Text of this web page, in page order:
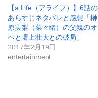
ウ
ィ
ン
ド
ウ
で
開
き
ま
て
く
だ
さ
い
(
新
し
い
【a Life（アライフ）】6話の
あらすじネタバレと感想「榊
原実梨（菜々緒）の父親のオ
ペと壇上壮大との破局」
2017年2月19日
entertainment